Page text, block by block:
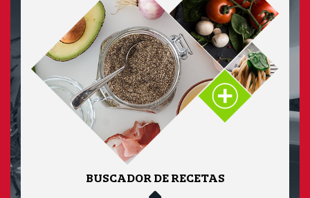
BUSCADOR DE RECETAS